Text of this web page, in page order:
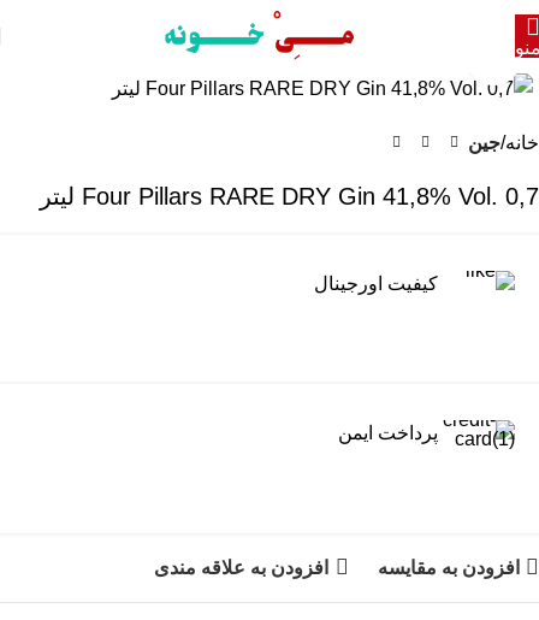
برای بزرگنمایی کلیک کنید
خانه جین
Four Pillars RARE DRY Gin 41,8% Vol. 0,7 لیتر
کیفیت اورجینال
پرداخت ایمن
افزودن به مقایسه افزودن به علاقه مندی